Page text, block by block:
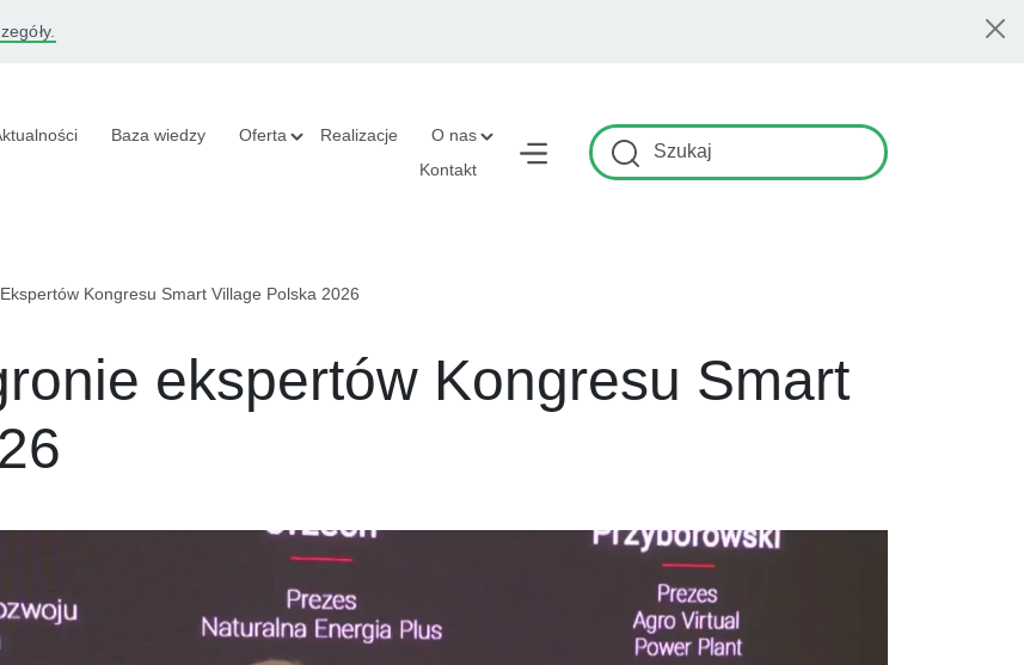
Baza wiedzy Oferta Realizacje
O nas
Kontakt
Szukaj
Kongresu Smart Village Polska 2026
ekspertów Kongresu Smart